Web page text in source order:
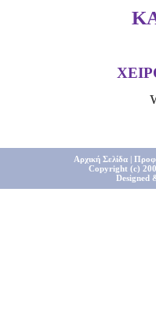
Αρχική Σελίδα|
Copyright (c)
Designed